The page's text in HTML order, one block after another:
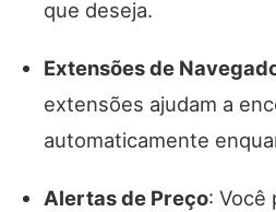
que deseja.
Extensões de
extensões ajudam a
automaticamente
Alertas de Preço: Você